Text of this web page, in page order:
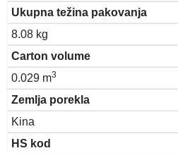
Ukupna težina pakovanja
8.08 kg
Carton volume
0.029 m3
Zemlja porekla
Kina
HS kod